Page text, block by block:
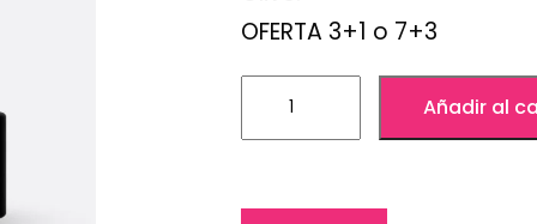
OFERTA 3+1 o 7+3
Añadir al